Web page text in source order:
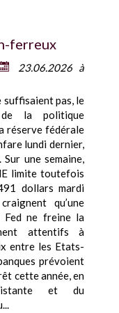
ferreux
23.06.2026 à
suffisaient pas, le
de la politique
réserve fédérale
lundi dernier,
une semaine,
limite toutefois
dollars mardi
qu’une
Fed ne freine la
attentifs à
entre les Etats-
prévoient
cette année, en
et du